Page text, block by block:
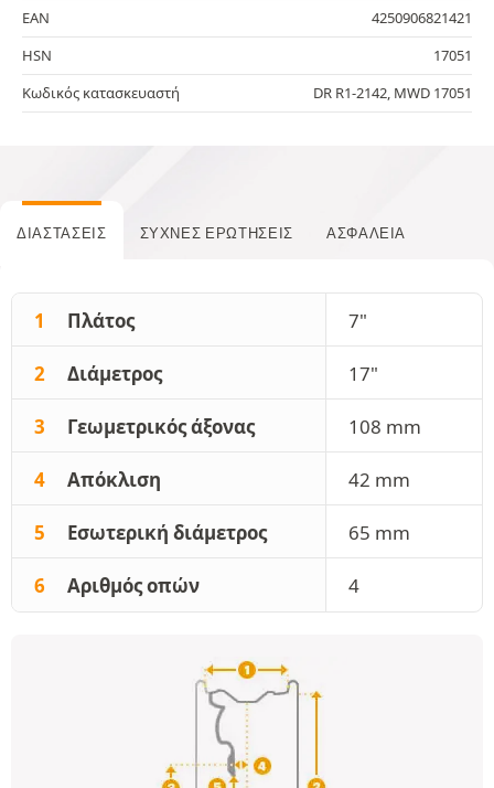
EAN
4250906821421
HSN
17051
Κωδικός κατασκευαστή
DR R1-2142, MWD 17051
ΔΙΑΣΤΆΣΕΙΣ ΣΥΧΝΈΣ ΕΡΩΤΉΣΕΙΣ ΑΣΦΆΛΕΙΑ
1 Πλάτος 7"
2 Διάμετρος 17"
3 Γεωμετρικός άξονας 108 mm
4 Απόκλιση 42 mm
5 Εσωτερική διάμετρος 65 mm
6 Αριθμός οπών 4